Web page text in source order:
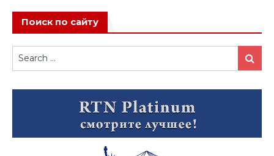
Поиск по сайту
Search
for:
Search